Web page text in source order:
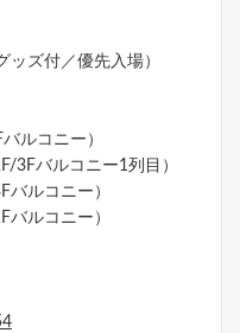
ッズ付／優先入場）
ルコニー）
3Fバルコニー1列目）
ルコニー）
バルコニー）